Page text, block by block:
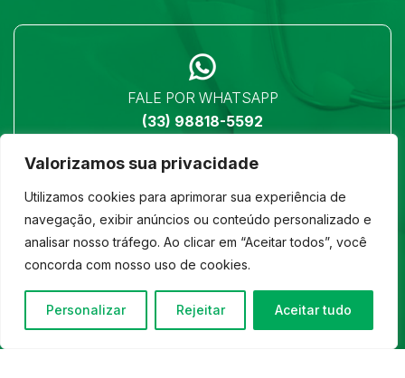
Valorizamos sua privacidade
Utilizamos cookies para aprimorar sua experiência de
navegação, exibir anúncios ou conteúdo personalizado e
analisar nosso tráfego. Ao clicar em “Aceitar todos”, você
concorda com nosso uso de cookies.
Personalizar Rejeitar Aceitar tudo
FALE POR WHATSAPP
(33) 98818-5592
LOCALIZAÇÃO